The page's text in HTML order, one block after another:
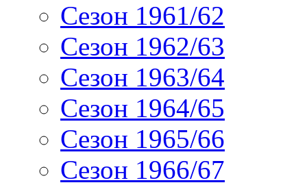
Сезон 1961/62
Сезон 1962/63
Сезон 1963/64
Сезон 1964/65
Сезон 1965/66
Сезон 1966/67